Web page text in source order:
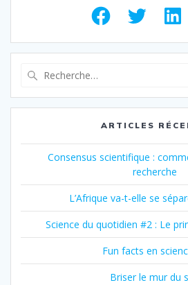
FacebookTwitter
:
ARTICLES
Consensus scientifique :
recherche
L’Afrique va-t-elle se
Science du quotidien #2 : Le
Fun facts en
Briser le mur du